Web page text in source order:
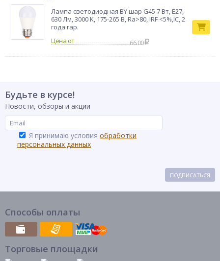
Лампа светодиодная BY шар G45 7 Вт, E27,
630 Лм, 3000 K, 175-265 В, Ra>80, IRF <5%,IC, 2
года гар.
66.00
Будьте в курсе!
Новости, обзоры и акции
Я принимаю условия обработки
персональных данных
ПОДПИСАТЬСЯ
Способы оплаты
Торговые площадки